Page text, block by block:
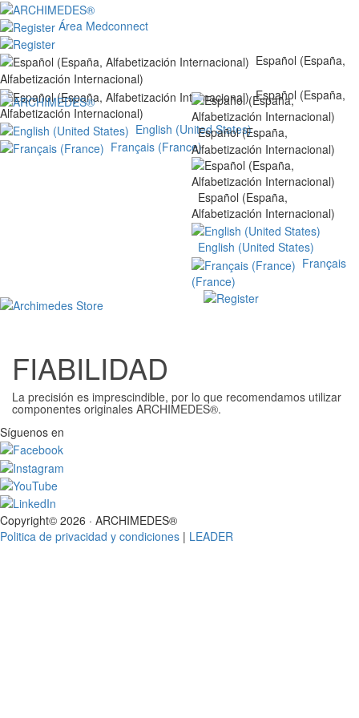
Área Medconnect
Español (España,
Alfabetización Internacional)
Español (España,
Alfabetización Internacional)
English (United States)
Français (France)
Español (España,
Alfabetización Internacional)
Español (España,
Alfabetización Internacional)
English (United States)
Français
(France)
FIABILIDAD
La precisión es imprescindible, por lo que recomendamos utilizar
componentes originales ARCHIMEDES®.
Síguenos en
Copyright© 2026 · ARCHIMEDES®
Politica de privacidad y condiciones | LEADER